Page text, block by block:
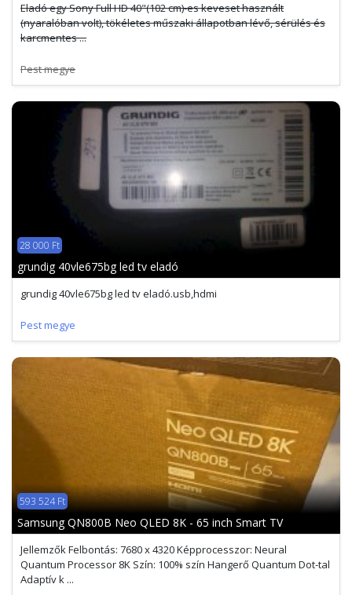
Eladó egy Sony Full HD 40"(102 cm)-es keveset használt
(nyaralóban volt), tökéletes műszaki állapotban lévő, sérülés és
karcmentes ...
Pest megye
28 000 Ft
grundig 40vle675bg led tv eladó
grundig 40vle675bg led tv eladó.usb,hdmi
Pest megye
593 524 Ft
Samsung QN800B Neo QLED 8K - 65 inch Smart TV
Jellemzők Felbontás: 7680 x 4320 Képprocesszor: Neural
Quantum Processor 8K Szín: 100% szín Hangerő Quantum Dot-tal
Adaptív k ...